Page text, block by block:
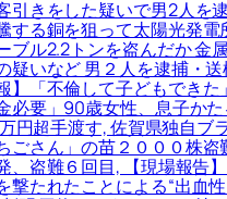
引きをした疑いで男2人を
する銅を狙って太陽光発電
ブル2.2トンを盗んだか 金
疑いなど 男２人を逮捕・送
】「不倫して子どもでき
必要」90歳女性、息子か
円超手渡す, 佐賀県独自ブ
ごさん」の苗２０００株
、盗難６回目, 【現場報告
撃たれたことによる“出血